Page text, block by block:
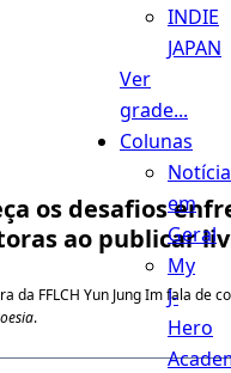
INDIE
JAPAN
Ver
grade...
Colunas
em
Geral
My
J-
Hero
os desafios
ao publicar
da FFLCH Yun Jung Im fala de
.